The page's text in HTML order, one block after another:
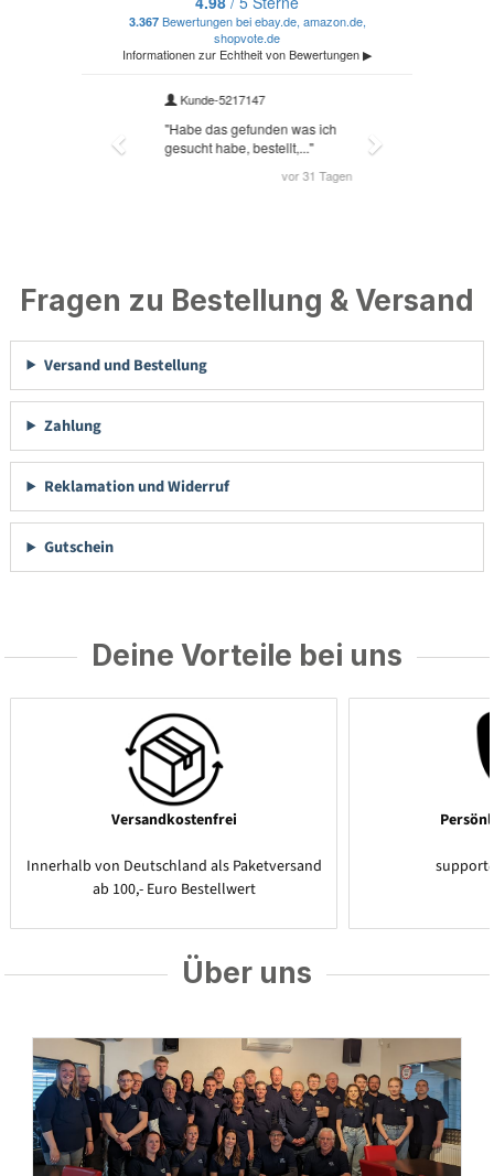
Fragen zu Bestellung & Versand
Versand und Bestellung
Zahlung
Reklamation und Widerruf
Gutschein
Deine Vorteile bei uns
Versandkostenfrei
Innerhalb von Deutschland als Paketversand
ab 100,- Euro Bestellwert
Über uns